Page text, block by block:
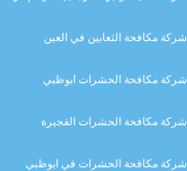
شركة مكافحة الثعابين في العين
شركة مكافحة الحشرات ابوظبي
شركة مكافحة الحشرات الفجيرة
شركة مكافحة الحشرات في ابوظبي